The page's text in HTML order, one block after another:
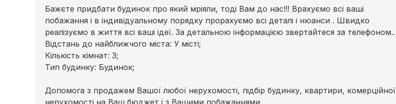
Бажєте придбати будинок про який мріяли, тоді Вам до нас!!! Врахуємо всі ваші
побажання і в індивідуальному порядку прорахуємо всі деталі і нюанси . Швидко
реалізуємо в життя всі ваші ідеї. За детальною інформацією звертайтеся за телефоном..
Відстань до найближчого міста: У місті;
Кількість кімнат: 3;
Тип будинку: Будинок;
Допомога з продажем Вашої любої нерухомості, підбір будинку, квартири, комерційної
нерухомості на Ваш бюджет і з Вашими побажаннями.